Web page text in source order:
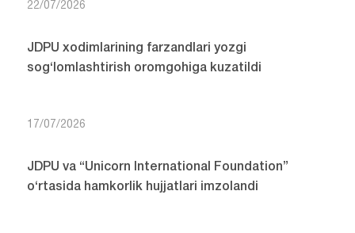
22/07/2026
JDPU xodimlarining farzandlari yozgi
sog‘lomlashtirish oromgohiga kuzatildi
17/07/2026
JDPU va “Unicorn International Foundation”
o‘rtasida hamkorlik hujjatlari imzolandi